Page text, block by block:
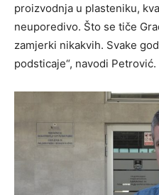
proizvodnja u plasteniku,
neuporedivo. Što se tiče
zamjerki nikakvih. Svake
podsticaje“, navodi Petrović.